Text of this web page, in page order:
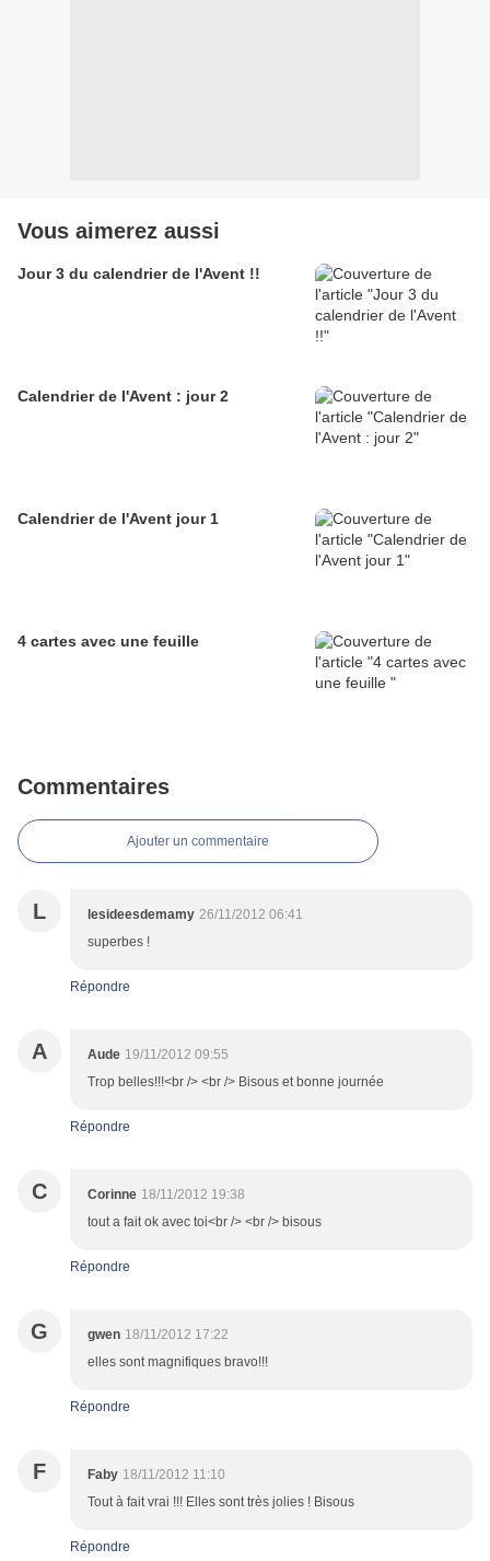
Vous aimerez aussi
Jour 3 du calendrier de l'Avent !!
Calendrier de l'Avent : jour 2
Calendrier de l'Avent jour 1
4 cartes avec une feuille
Commentaires
Ajouter un commentaire
L lesideesdemamy 26/11/2012 06:41
superbes !
Répondre
A Aude 19/11/2012 09:55
Trop belles!!!<br /> <br /> Bisous et bonne journée
Répondre
C Corinne 18/11/2012 19:38
tout a fait ok avec toi<br /> <br /> bisous
Répondre
G gwen 18/11/2012 17:22
elles sont magnifiques bravo!!!
Répondre
F Faby 18/11/2012 11:10
Tout à fait vrai !!! Elles sont très jolies ! Bisous
Répondre